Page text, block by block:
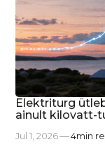
Elektriturg
ainult kilovatt-
Jul 1, 2026 4min